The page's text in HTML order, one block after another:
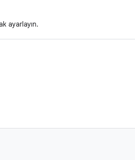
ayarlayın.